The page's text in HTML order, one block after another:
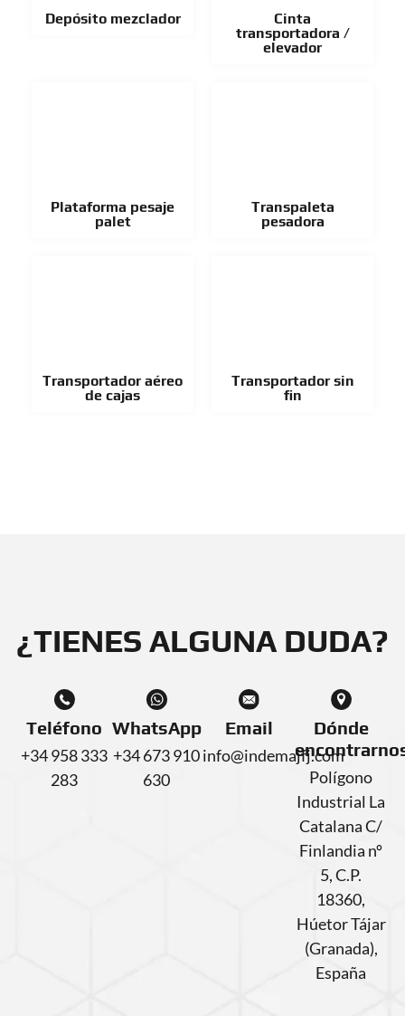
Depósito mezclador
Cinta
transportadora /
elevador
Plataforma pesaje
palet
Transpaleta
pesadora
Transportador aéreo
de cajas
Transportador sin
fin
¿TIENES ALGUNA DUDA?
Teléfono
+34 958 333
283
WhatsApp
+34 673 910
630
Email
info@indemajfj.com
Dónde
Polígono
Industrial La
Catalana C/
Finlandia nº
5, C.P.
18360,
Húetor Tájar
(Granada),
España